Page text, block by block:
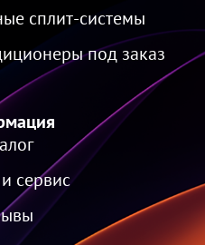
сплит-системы
под заказ
сервис